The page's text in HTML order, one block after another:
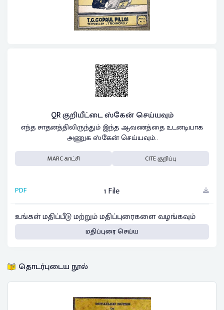
QR குறியீட்டை ஸ்கேன் செய்யவும்
எந்த சாதனத்திலிருந்தும் இந்த ஆவணத்தை உடனடியாக
அணுக ஸ்கேன் செய்யவும்..
MARC காட்சி CITE குறிப்பு
PDF
1 File
உங்கள் மதிப்பீடு மற்றும் மதிப்புரைகளை வழங்கவும்
மதிப்புரை செய்ய
தொடர்புடைய நூல்